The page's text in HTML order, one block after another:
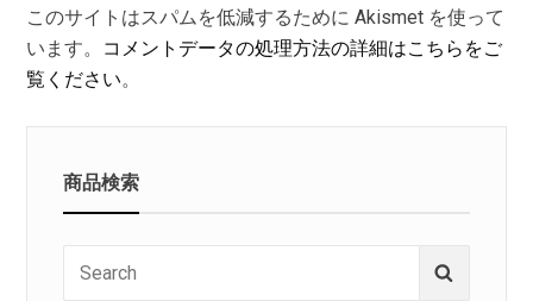
このサイトはスパムを低減するために Akismet を使って
います。 コメントデータの処理方法の詳細はこちらをご
覧ください。
商品検索